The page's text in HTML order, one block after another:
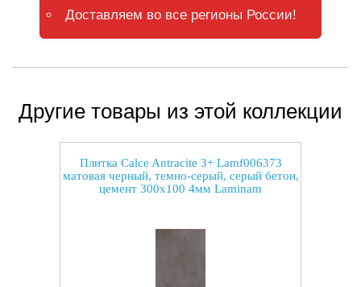
Доставляем во все регионы России!
Другие товары из этой коллекции
Плитка Calce Antracite 3+ Lamf006373
матовая черный, темно-серый, серый бетон,
цемент 300x100 4мм Laminam